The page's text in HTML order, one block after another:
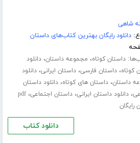
شاهی
دانلود رایگان بهترین کتاب‌های داستان
داستان کوتاه، مجموعه داستان،دانلود
کوتاه،داستان فارسی،داستان ایرانی،دانلود
داستان،داستان های کوتاه،دانلود داستان
،دانلود داستان ایرانی،داستان اجتماعی،pdf
رایگان
دانلود کتاب